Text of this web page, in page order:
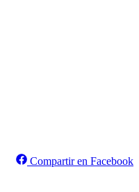
Compartir en Facebook